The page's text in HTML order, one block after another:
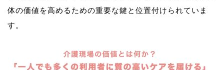
体の価値を高めるための重要な鍵と位置付けられていま